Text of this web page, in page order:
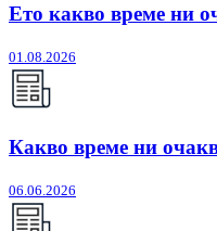
Ето какво време ни
01.08.2026
Какво време ни
06.06.2026